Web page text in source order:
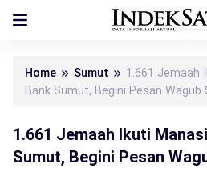
Home Sumut
1.661 Jemaah
Bank Sumut, Begini Pesan Wagub
1.661 Jemaah Ikuti
Sumut, Begini Pesan